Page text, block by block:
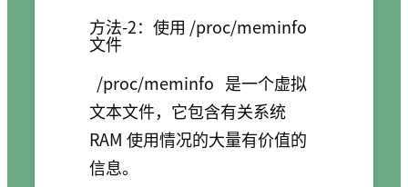
方法-2：使用 /proc/meminfo
文件
/proc/meminfo 是一个虚拟
文本文件，它包含有关系统
RAM 使用情况的大量有价值的
信息。